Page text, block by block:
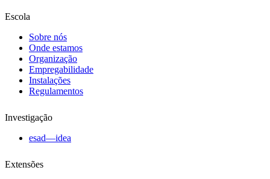
Escola
Sobre nós
Onde estamos
Organização
Empregabilidade
Instalações
Regulamentos
Investigação
esad—idea
Extensões